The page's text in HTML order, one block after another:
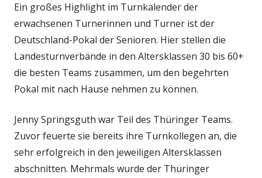
Ein großes Highlight im Turnkalender der
erwachsenen Turnerinnen und Turner ist der
Deutschland-Pokal der Senioren. Hier stellen die
Landesturnverbände in den Altersklassen 30 bis 60+
die besten Teams zusammen, um den begehrten
Pokal mit nach Hause nehmen zu können.
Jenny Springsguth war Teil des Thüringer Teams.
Zuvor feuerte sie bereits ihre Turnkollegen an, die
sehr erfolgreich in den jeweiligen Altersklassen
abschnitten. Mehrmals wurde der Thüringer